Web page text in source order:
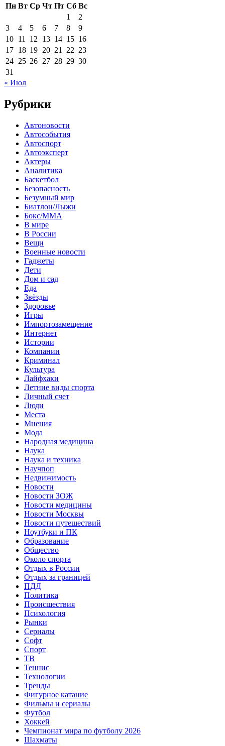
Пн Вт Ср Чт Пт Сб Вс
1
2
3
4 5 6 7 8
9
10 11 12 13 14 15 16
17 18 19 20 21 22 23
24 25 26 27 28 29 30
31
« Июл
Рубрики
Автоновости
Автособытия
Автоспорт
Автоэксперт
Актеры
Аналитика
Баскетбол
Безопасность
Безумный мир
Биатлон/Лыжи
Бокс/MMA
В мире
В России
Вещи
Военные новости
Гаджеты
Дети
Дом и сад
Еда
Звёзды
Здоровье
Игры
Импортозамещение
Интернет
Истории
Компании
Криминал
Культура
Лайфхаки
Летние виды спорта
Личный счет
Люди
Места
Мнения
Мода
Народная медицина
Наука
Наука и техника
Научпоп
Недвижимость
Новости
Новости ЗОЖ
Новости медицины
Новости Москвы
Новости путешествий
Ноутбуки и ПК
Образование
Общество
Около спорта
Отдых в России
Отдых за границей
ПДД
Политика
Происшествия
Психология
Рынки
Сериалы
Софт
Спорт
ТВ
Теннис
Технологии
Тренды
Фигурное катание
Фильмы и сериалы
Футбол
Хоккей
Чемпионат мира по футболу 2026
Шахматы